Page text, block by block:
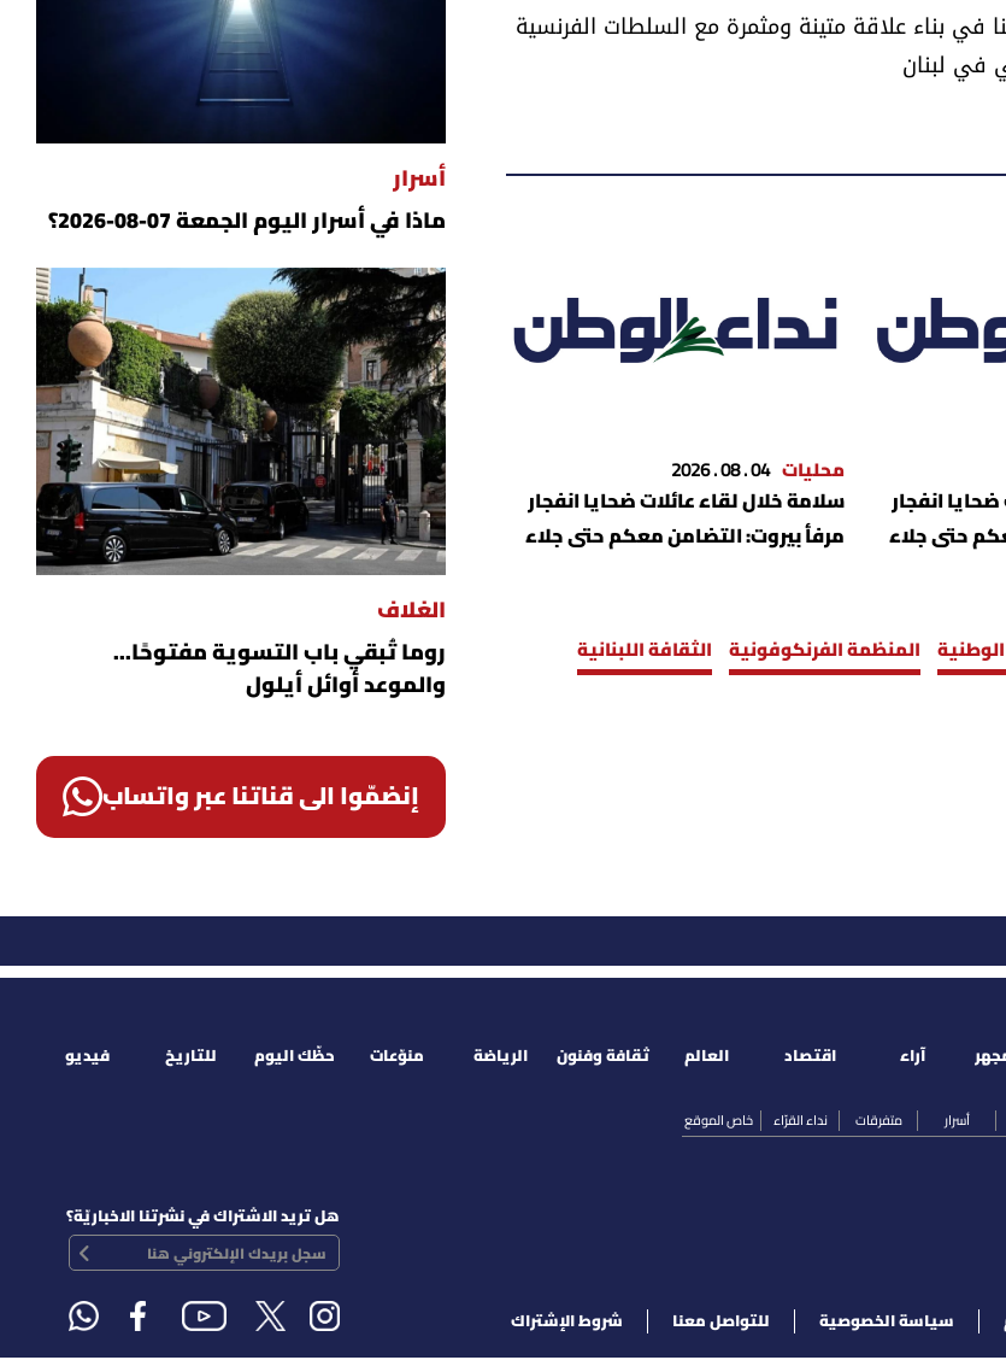
في بناء علاقة متينة ومثمرة مع السلطات الفرنسية
في لبنان
انفجار
حتى جلاء
محليات 04 . 08 . 2026
سلامة خلال لقاء عائلات ضحايا انفجار
مرفأ بيروت: التضامن معكم حتى جلاء
المنظمة الفرنكوفونية الثقافة اللبنانية
أسرار
ماذا في أسرار اليوم الجمعة 07-08-2026؟
الغلاف
روما تُبقي باب التسوية مفتوحًا...
والموعد أوائل أيلول
إنضمّوا الى قناتنا عبر واتساب
أسرار متفرقات نداء القرّاء خاص الموقع
آراء اقتصاد العالم ثقافة وفنون الرياضة منوّعات حظّك اليوم للتاريخ فيديو
سياسة الخصوصية للتواصل معنا شروط الإشتراك
هل تريد الاشتراك في نشرتنا الاخباريّة؟